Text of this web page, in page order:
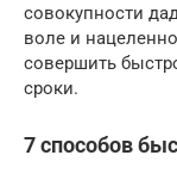
совокупности
воле и
совершить
сроки.
7 способов